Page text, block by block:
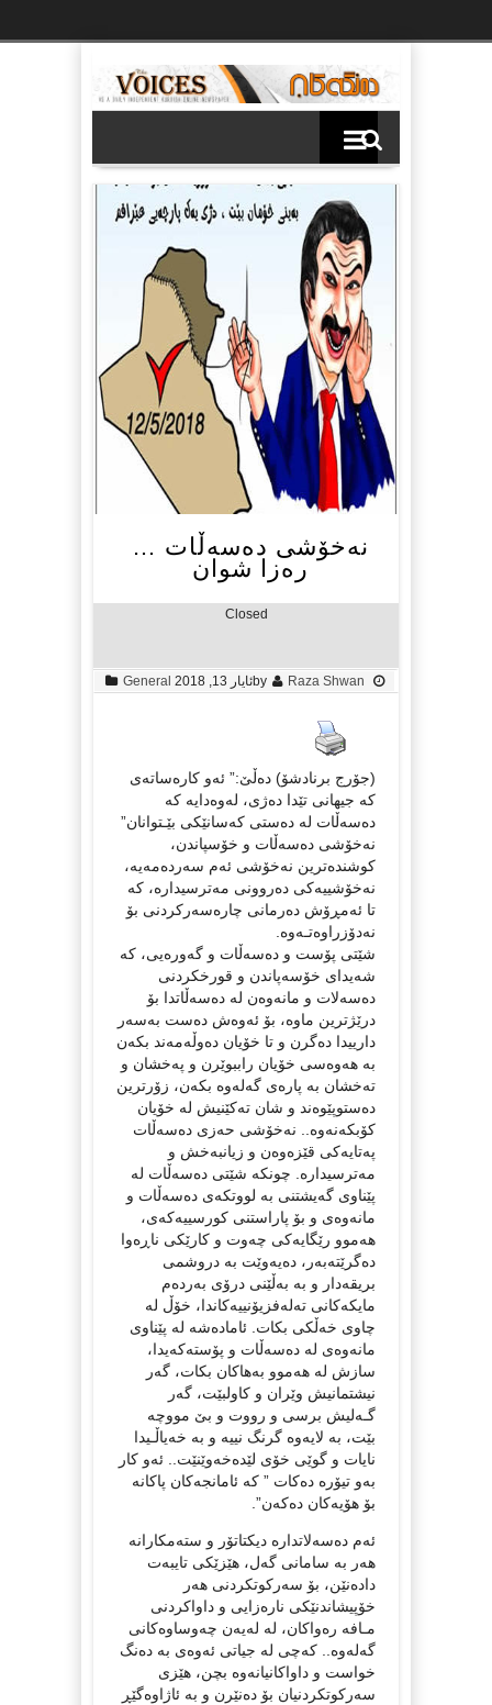
نەخۆشی دەسەڵات …
رەزا شوان
Closed
by Raza Shwan ئایار 13, 2018 General
(جۆرج برنادشۆ) دەڵێ:” ئەو کارەساتەی
کە جیهانی تێدا دەژی، لەوەدایە کە
دەسەڵات لە دەستی کەسانێکی بێـتوانان”
نەخۆشی دەسەڵات و خۆسپاندن،
کوشندەترین نەخۆشی ئەم سەردەمەیە،
نەخۆشییەکی دەروونی مەترسیدارە، کە
تا ئەمڕۆش دەرمانی چارەسەرکردنی بۆ
نەدۆزراوەتـەوە.
شێتی پۆست و دەسەڵات و گەورەیی، کە
شەیدای خۆسەپاندن و قورخکردنی
دەسەلات و مانەوەن لە دەسەڵاتدا بۆ
درێژترین ماوە، بۆ ئەوەش دەست بەسەر
دارییدا دەگرن و تا خۆیان دەوڵەمەند بکەن
بە هەوەسی خۆیان راببوێرن و پەخشان و
تەخشان بە پارەی گەلەوە بکەن، زۆرترین
دەستوپێوەند و شان تەکێنیش لە خۆیان
کۆبکەنەوە.. نەخۆشی حەزی دەسەڵات
پەتایەکی قێزەوەن و زیانبەخش و
مەترسیدارە. چونکە شێتی دەسەڵات لە
پێناوی گەیشتنی بە لووتکەی دەسەڵات و
مانەوەی و بۆ پاراستنی کورسییەکەی،
هەموو رێگایەکی چەوت و کارێکی ناڕەوا
دەگرێتەبەر، دەیەوێت بە دروشمی
بریقەدار و بە بەڵێنی درۆی بەردەم
مایکەکانی تەلەفزیۆنییەکاندا، خۆڵ لە
چاوی خەڵکی بکات. ئامادەشە لە پێناوی
مانەوەی لە دەسەڵات و پۆستەکەیدا،
سازش لە هەموو بەهاکان بکات، گەر
نیشتمانیش وێران و کاولبێت، گەر
گـەلیش برسی و رووت و بێ مووچە
بێت، بە لایەوە گرنگ نییە و بە خەیاڵـیدا
نایات و گوێی خۆی لێدەخەوێنێت.. ئەو کار
بەو تیۆرە دەکات ” کە ئامانجەکان پاکانە
بۆ هۆیەکان دەکەن”.
ئەم دەسەلاتدارە دیکتاتۆر و ستەمکارانە
هەر بە سامانی گەل، هێزێکی تایبەت
دادەنێن، بۆ سەرکوتکردنی هەر
خۆپیشاندنێکی نارەزایی و داواکردنی
مـافە رەواکان، لە لەیەن چەوساوەکانی
گەلەوە.. کەچی لە جیاتی ئەوەی بە دەنگ
خواست و داواکانیانەوە بچن، هێزی
سەرکوتکردنیان بۆ دەنێرن و بە ئاژاوەگێڕ